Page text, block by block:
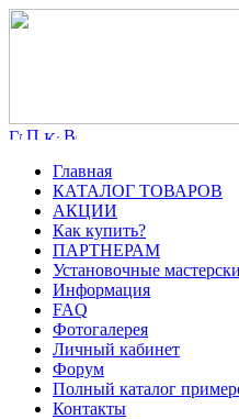
Главная
КАТАЛОГ ТОВАРОВ
АКЦИИ
Как купить?
ПАРТНЕРАМ
Установочные
Информация
FAQ
Фотогалерея
Личный кабинет
Форум
Полный каталог
Контакты